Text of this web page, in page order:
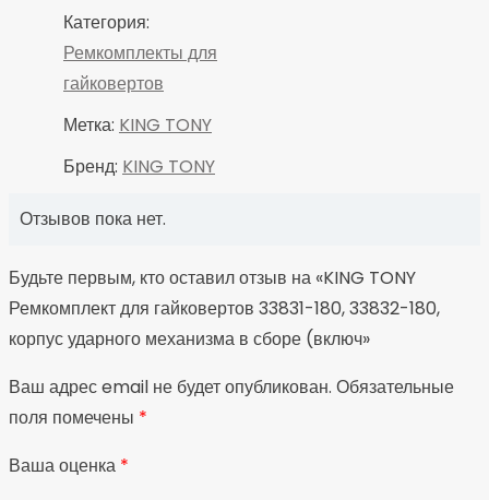
(включ
Категория:
Ремкомплекты для
гайковертов
Метка: KING TONY
Бренд: KING TONY
Отзывов пока нет.
Будьте первым, кто оставил отзыв на «KING TONY
Ремкомплект для гайковертов 33831-180, 33832-180,
корпус ударного механизма в сборе (включ»
Ваш адрес email не будет опубликован. Обязательные
поля помечены *
Ваша оценка *